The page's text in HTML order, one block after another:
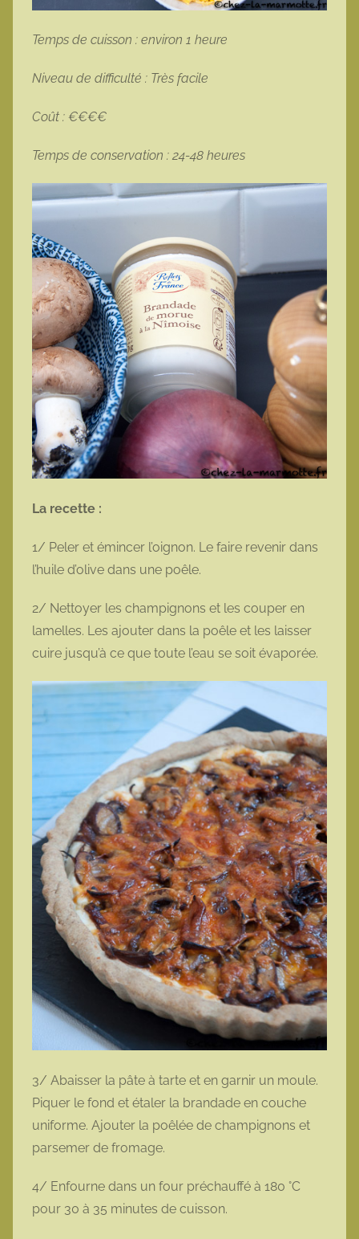
Temps de cuisson : environ 1 heure
Niveau de difficulté : Très facile
Coût : €€€€
Temps de conservation : 24-48 heures
La recette :
1/ Peler et émincer l’oignon. Le faire revenir dans
l’huile d’olive dans une poêle.
2/ Nettoyer les champignons et les couper en
lamelles. Les ajouter dans la poêle et les laisser
cuire jusqu’à ce que toute l’eau se soit évaporée.
3/ Abaisser la pâte à tarte et en garnir un moule.
Piquer le fond et étaler la brandade en couche
uniforme. Ajouter la poêlée de champignons et
parsemer de fromage.
4/ Enfourne dans un four préchauffé à 180 °C
pour 30 à 35 minutes de cuisson.